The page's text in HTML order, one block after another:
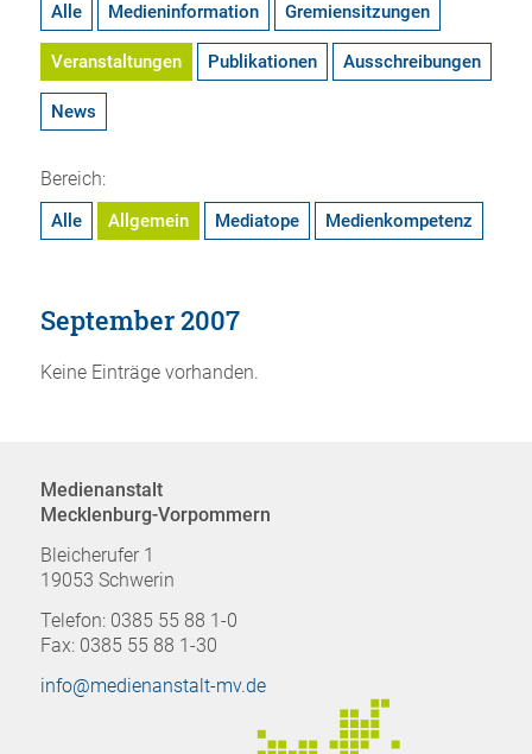
Alle Medieninformation Gremiensitzungen
Veranstaltungen Publikationen Ausschreibungen
News
Bereich:
Alle Allgemein Mediatope Medienkompetenz
September 2007
Keine Einträge vorhanden.
Medienanstalt
Mecklenburg-Vorpommern
Bleicherufer 1
19053 Schwerin
Telefon: 0385 55 88 1-0
Fax: 0385 55 88 1-30
info@medienanstalt-mv.de